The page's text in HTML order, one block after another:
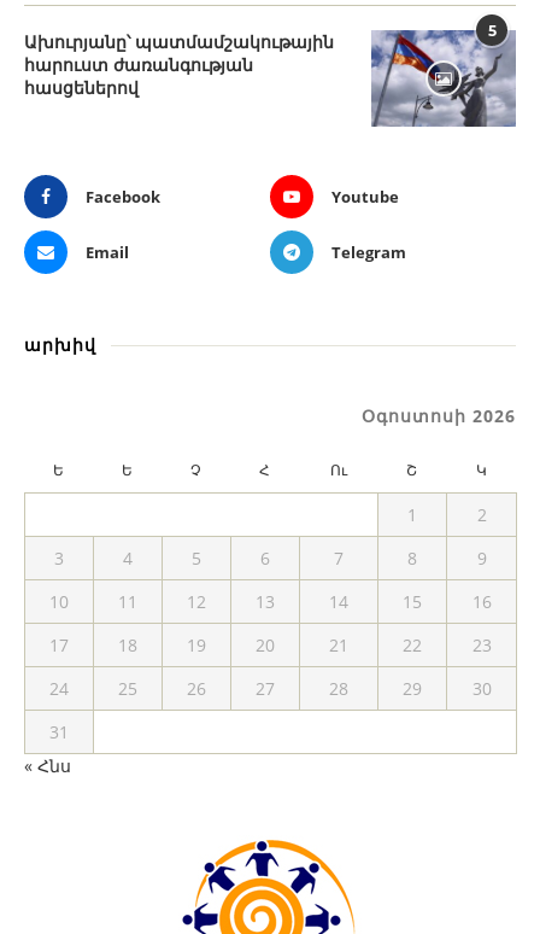
5
Ախուրյանը՝ պատմամշակութային
հարուստ ժառանգության
հասցեներով
Facebook Youtube
Email Telegram
արխիվ
Օգոստոսի 2026
Ե Ե Չ Հ Ու Շ Կ
1
2
3
4 5 6 7 8
9
10
11 12 13 14 15
16
17
18 19 20 21 22
23
24
25 26 27 28 29
30
31
« Հնս